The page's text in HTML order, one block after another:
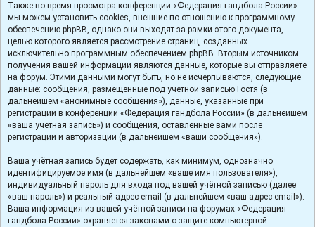
Также во время просмотра конференции «Федерация гандбола России»
мы можем установить cookies, внешние по отношению к программному
обеспечению phpBB, однако они выходят за рамки этого документа,
целью которого является рассмотрение страниц, созданных
исключительно программным обеспечением phpBB. Вторым источником
получения вашей информации являются данные, которые вы отправляете
на форум. Этими данными могут быть, но не исчерпываются, следующие
данные: сообщения, размещённые под учётной записью Гостя (в
дальнейшем «анонимные сообщения»), данные, указанные при
регистрации в конференции «Федерация гандбола России» (в дальнейшем
«ваша учётная запись») и сообщения, оставленные вами после
регистрации и авторизации (в дальнейшем «ваши сообщения»).
Ваша учётная запись будет содержать, как минимум, однозначно
идентифицируемое имя (в дальнейшем «ваше имя пользователя»),
индивидуальный пароль для входа под вашей учётной записью (далее
«ваш пароль») и реальный адрес email (в дальнейшем «ваш адрес email»).
Ваша информация из вашей учётной записи на форумах «Федерация
гандбола России» охраняется законами о защите компьютерной